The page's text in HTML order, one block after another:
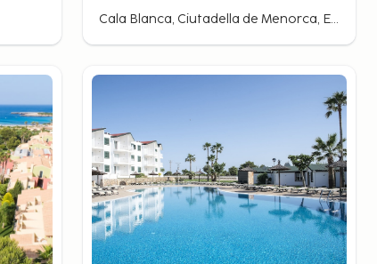
Cala Blanca, Ciutadella de Menorca, Espanha